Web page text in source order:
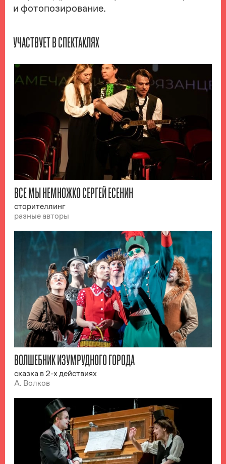
и фотопозирование.
УЧАСТВУЕТ В СПЕКТАКЛЯХ
ВСЕ МЫ НЕМНОЖКО СЕРГЕЙ ЕСЕНИН
сторителлинг
разные авторы
ВОЛШЕБНИК ИЗУМРУДНОГО ГОРОДА
сказка в 2-х действиях
А. Волков